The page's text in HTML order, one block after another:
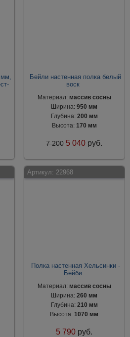
мм,
Бейли настенная полка белый
воск
Материал: массив сосны
Ширина:950 мм
Глубина: 200 мм
Высота: 170 мм
7 200 5 040 руб.
Артикул: 22968
Полка настенная Хельсинки -
Бейби
Материал: массив сосны
Ширина:260 мм
Глубина: 210 мм
Высота:1070 мм
5 790 руб.